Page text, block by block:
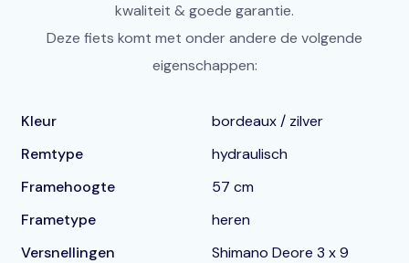
kwaliteit & goede garantie.
Deze fiets komt met onder andere de volgende
eigenschappen:
Kleur
bordeaux / zilver
Remtype
hydraulisch
Framehoogte
57 cm
Frametype
heren
Versnellingen
Shimano Deore 3 x 9